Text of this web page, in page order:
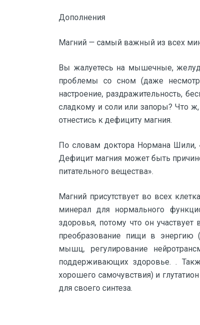
Дополнения
Магний — самый важный из всех
Вы жалуетесь на мышечные,
проблемы со сном (даже
настроение, раздражительность,
сладкому и соли или запоры? Что
отнестись к дефициту магния.
По словам доктора Нормана Шили,
Дефицит магния может быть
питательного вещества».
Магний присутствует во всех
минерал для нормального
здоровья, потому что он
преобразование пищи в энергию
мышц, регулирование
поддерживающих здоровье. .
хорошего самочувствия) и
для своего синтеза.